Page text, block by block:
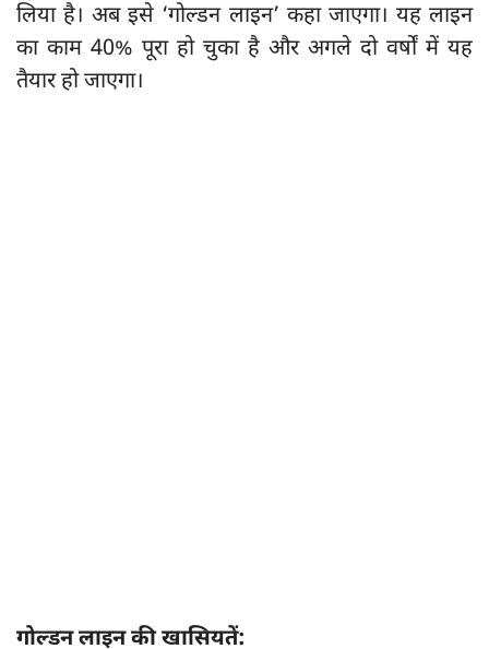
लिया है। अब इसे ‘गोल्डन लाइन’ कहा जाएगा। यह लाइन
का काम 40% पूरा हो चुका है और अगले दो वर्षों में यह
तैयार हो जाएगा।
गोल्डन लाइन की खासियतें: